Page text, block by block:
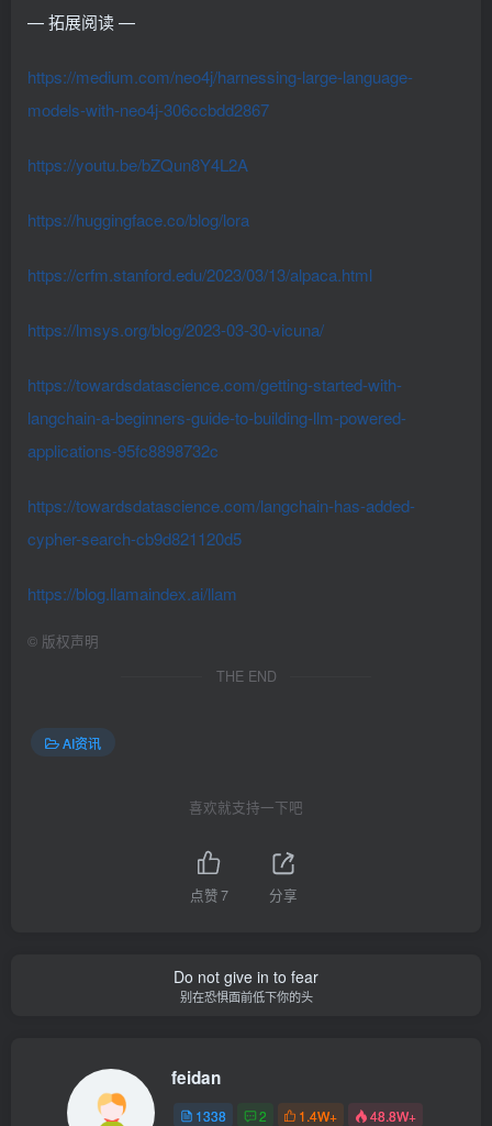
— 拓展阅读 —
https://medium.com/neo4j/harnessing-large-language-
models-with-neo4j-306ccbdd2867
https://youtu.be/bZQun8Y4L2A
https://huggingface.co/blog/lora
https://crfm.stanford.edu/2023/03/13/alpaca.html
https://lmsys.org/blog/2023-03-30-vicuna/
https://towardsdatascience.com/getting-started-with-
langchain-a-beginners-guide-to-building-llm-powered-
applications-95fc8898732c
https://towardsdatascience.com/langchain-has-added-
cypher-search-cb9d821120d5
https://blog.llamaindex.ai/llam
© 版权声明
THE END
AI资讯
喜欢就支持一下吧
点赞7 分享
Do not give in to fear
别在恐惧面前低下你的头
feidan
1338 2 1.4W+ 48.8W+